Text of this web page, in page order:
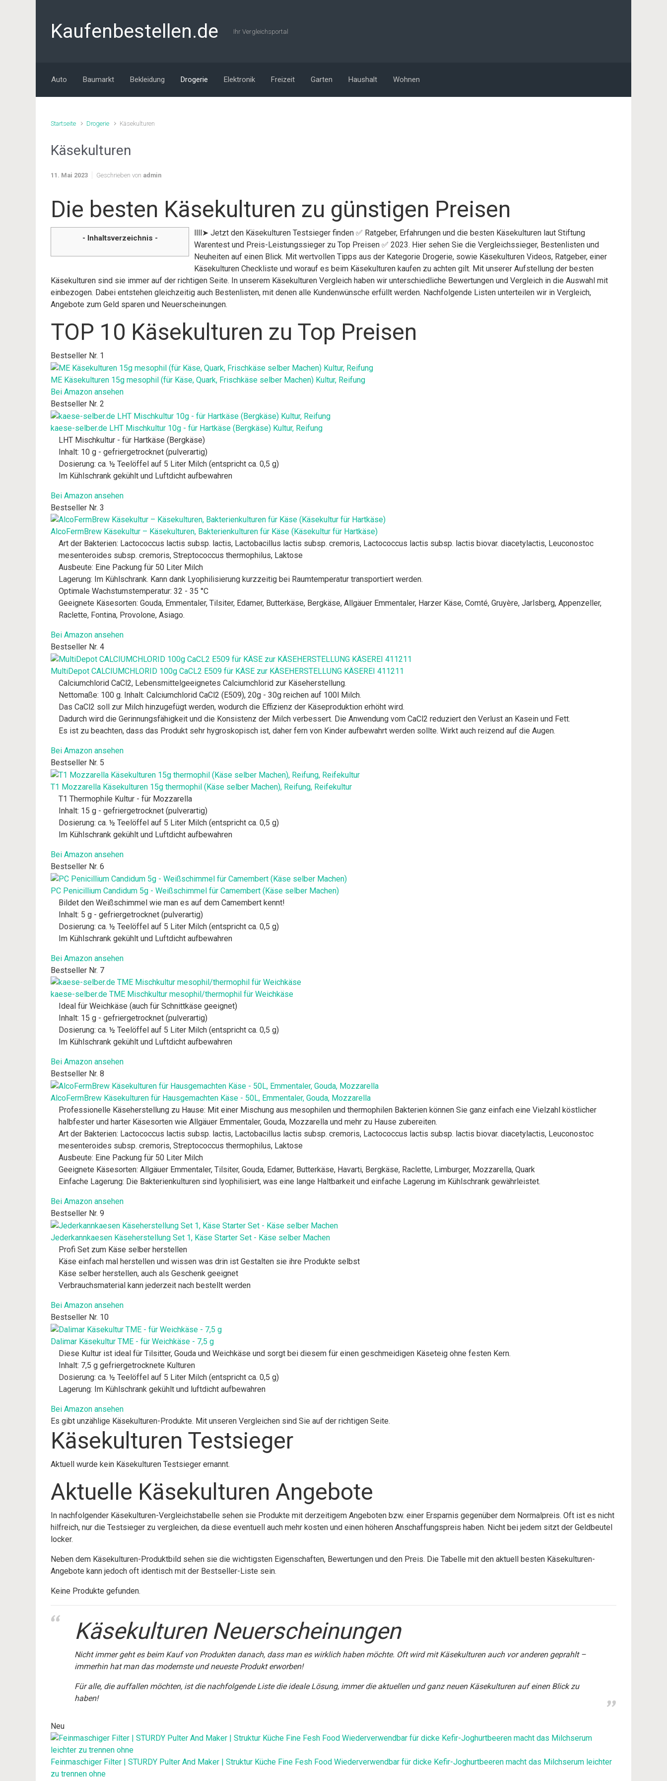
Kaufenbestellen.de Ihr Vergleichsportal
Auto Baumarkt Bekleidung Drogerie Elektronik Freizeit Garten Haushalt Wohnen
Startseite Drogerie Käsekulturen
Käsekulturen
11. Mai 2023 Geschrieben von admin
Die besten Käsekulturen zu günstigen Preisen
- Inhaltsverzeichnis -
llll➤ Jetzt den Käsekulturen Testsieger finden ✅ Ratgeber, Erfahrungen und die besten Käsekulturen laut Stiftung
Warentest und Preis-Leistungssieger zu Top Preisen ✅ 2023. Hier sehen Sie die Vergleichssieger, Bestenlisten und
Neuheiten auf einen Blick. Mit wertvollen Tipps aus der Kategorie Drogerie, sowie Käsekulturen Videos, Ratgeber, einer
Käsekulturen Checkliste und worauf es beim Käsekulturen kaufen zu achten gilt. Mit unserer Aufstellung der besten
Käsekulturen sind sie immer auf der richtigen Seite. In unserem Käsekulturen Vergleich haben wir unterschiedliche Bewertungen und Vergleich in die Auswahl mit
einbezogen. Dabei entstehen gleichzeitig auch Bestenlisten, mit denen alle Kundenwünsche erfüllt werden. Nachfolgende Listen unterteilen wir in Vergleich,
Angebote zum Geld sparen und Neuerscheinungen.
TOP 10 Käsekulturen zu Top Preisen
Bestseller Nr. 1
ME Käsekulturen 15g mesophil (für Käse, Quark, Frischkäse selber Machen) Kultur, Reifung
Bei Amazon ansehen
Bestseller Nr. 2
kaese-selber.de LHT Mischkultur 10g - für Hartkäse (Bergkäse) Kultur, Reifung
LHT Mischkultur - für Hartkäse (Bergkäse)
Inhalt: 10 g - gefriergetrocknet (pulverartig)
Dosierung: ca. ½ Teelöffel auf 5 Liter Milch (entspricht ca. 0,5 g)
Im Kühlschrank gekühlt und Luftdicht aufbewahren
Bei Amazon ansehen
Bestseller Nr. 3
AlcoFermBrew Käsekultur – Käsekulturen, Bakterienkulturen für Käse (Käsekultur für Hartkäse)
Art der Bakterien: Lactococcus lactis subsp. lactis, Lactobacillus lactis subsp. cremoris, Lactococcus lactis subsp. lactis biovar. diacetylactis, Leuconostoc
mesenteroides subsp. cremoris, Streptococcus thermophilus, Laktose
Ausbeute: Eine Packung für 50 Liter Milch
Lagerung: Im Kühlschrank. Kann dank Lyophilisierung kurzzeitig bei Raumtemperatur transportiert werden.
Optimale Wachstumstemperatur: 32 - 35 °C
Geeignete Käsesorten: Gouda, Emmentaler, Tilsiter, Edamer, Butterkäse, Bergkäse, Allgäuer Emmentaler, Harzer Käse, Comté, Gruyère, Jarlsberg, Appenzeller,
Raclette, Fontina, Provolone, Asiago.
Bei Amazon ansehen
Bestseller Nr. 4
MultiDepot CALCIUMCHLORID 100g CaCL2 E509 für KÄSE zur KÄSEHERSTELLUNG KÄSEREI 411211
Calciumchlorid CaCl2, Lebensmittelgeeignetes Calciumchlorid zur Käseherstellung.
Nettomaße: 100 g. Inhalt: Calciumchlorid CaCl2 (E509), 20g - 30g reichen auf 100l Milch.
Das CaCl2 soll zur Milch hinzugefügt werden, wodurch die Effizienz der Käseproduktion erhöht wird.
Dadurch wird die Gerinnungsfähigkeit und die Konsistenz der Milch verbessert. Die Anwendung vom CaCl2 reduziert den Verlust an Kasein und Fett.
Es ist zu beachten, dass das Produkt sehr hygroskopisch ist, daher fern von Kinder aufbewahrt werden sollte. Wirkt auch reizend auf die Augen.
Bei Amazon ansehen
Bestseller Nr. 5
T1 Mozzarella Käsekulturen 15g thermophil (Käse selber Machen), Reifung, Reifekultur
T1 Thermophile Kultur - für Mozzarella
Inhalt: 15 g - gefriergetrocknet (pulverartig)
Dosierung: ca. ½ Teelöffel auf 5 Liter Milch (entspricht ca. 0,5 g)
Im Kühlschrank gekühlt und Luftdicht aufbewahren
Bei Amazon ansehen
Bestseller Nr. 6
PC Penicillium Candidum 5g - Weißschimmel für Camembert (Käse selber Machen)
Bildet den Weißschimmel wie man es auf dem Camembert kennt!
Inhalt: 5 g - gefriergetrocknet (pulverartig)
Dosierung: ca. ½ Teelöffel auf 5 Liter Milch (entspricht ca. 0,5 g)
Im Kühlschrank gekühlt und Luftdicht aufbewahren
Bei Amazon ansehen
Bestseller Nr. 7
kaese-selber.de TME Mischkultur mesophil/thermophil für Weichkäse
Ideal für Weichkäse (auch für Schnittkäse geeignet)
Inhalt: 15 g - gefriergetrocknet (pulverartig)
Dosierung: ca. ½ Teelöffel auf 5 Liter Milch (entspricht ca. 0,5 g)
Im Kühlschrank gekühlt und Luftdicht aufbewahren
Bei Amazon ansehen
Bestseller Nr. 8
AlcoFermBrew Käsekulturen für Hausgemachten Käse - 50L, Emmentaler, Gouda, Mozzarella
Professionelle Käseherstellung zu Hause: Mit einer Mischung aus mesophilen und thermophilen Bakterien können Sie ganz einfach eine Vielzahl köstlicher
halbfester und harter Käsesorten wie Allgäuer Emmentaler, Gouda, Mozzarella und mehr zu Hause zubereiten.
Art der Bakterien: Lactococcus lactis subsp. lactis, Lactobacillus lactis subsp. cremoris, Lactococcus lactis subsp. lactis biovar. diacetylactis, Leuconostoc
mesenteroides subsp. cremoris, Streptococcus thermophilus, Laktose
Ausbeute: Eine Packung für 50 Liter Milch
Geeignete Käsesorten: Allgäuer Emmentaler, Tilsiter, Gouda, Edamer, Butterkäse, Havarti, Bergkäse, Raclette, Limburger, Mozzarella, Quark
Einfache Lagerung: Die Bakterienkulturen sind lyophilisiert, was eine lange Haltbarkeit und einfache Lagerung im Kühlschrank gewährleistet.
Bei Amazon ansehen
Bestseller Nr. 9
Jederkannkaesen Käseherstellung Set 1, Käse Starter Set - Käse selber Machen
Profi Set zum Käse selber herstellen
Käse einfach mal herstellen und wissen was drin ist Gestalten sie ihre Produkte selbst
Käse selber herstellen, auch als Geschenk geeignet
Verbrauchsmaterial kann jederzeit nach bestellt werden
Bei Amazon ansehen
Bestseller Nr. 10
Dalimar Käsekultur TME - für Weichkäse - 7,5 g
Diese Kultur ist ideal für Tilsitter, Gouda und Weichkäse und sorgt bei diesem für einen geschmeidigen Käseteig ohne festen Kern.
Inhalt: 7,5 g gefriergetrocknete Kulturen
Dosierung: ca. ½ Teelöffel auf 5 Liter Milch (entspricht ca. 0,5 g)
Lagerung: Im Kühlschrank gekühlt und luftdicht aufbewahren
Bei Amazon ansehen
Es gibt unzählige Käsekulturen-Produkte. Mit unseren Vergleichen sind Sie auf der richtigen Seite.
Käsekulturen Testsieger
Aktuell wurde kein Käsekulturen Testsieger ernannt.
Aktuelle Käsekulturen Angebote
In nachfolgender Käsekulturen-Vergleichstabelle sehen sie Produkte mit derzeitigem Angeboten bzw. einer Ersparnis gegenüber dem Normalpreis. Oft ist es nicht
hilfreich, nur die Testsieger zu vergleichen, da diese eventuell auch mehr kosten und einen höheren Anschaffungspreis haben. Nicht bei jedem sitzt der Geldbeutel
locker.
Neben dem Käsekulturen-Produktbild sehen sie die wichtigsten Eigenschaften, Bewertungen und den Preis. Die Tabelle mit den aktuell besten Käsekulturen-
Angebote kann jedoch oft identisch mit der Bestseller-Liste sein.
Keine Produkte gefunden.
Käsekulturen Neuerscheinungen
Nicht immer geht es beim Kauf von Produkten danach, dass man es wirklich haben möchte. Oft wird mit Käsekulturen auch vor anderen geprahlt –
immerhin hat man das modernste und neueste Produkt erworben!
Für alle, die auffallen möchten, ist die nachfolgende Liste die ideale Lösung, immer die aktuellen und ganz neuen Käsekulturen auf einen Blick zu
haben!
Neu
Feinmaschiger Filter | STURDY Pulter And Maker | Struktur Küche Fine Fesh Food Wiederverwendbar für dicke Kefir-Joghurtbeeren macht das Milchserum leichter
zu trennen ohne